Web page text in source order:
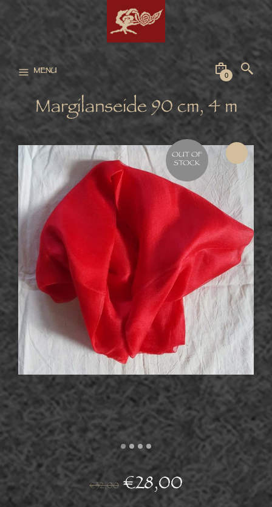
MENU 0
Margilanseide 90 cm, 4 m
OUT OF
STOCK
€32,00 €28,00